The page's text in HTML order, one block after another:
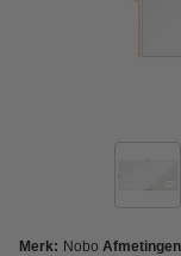
Merk: Nobo